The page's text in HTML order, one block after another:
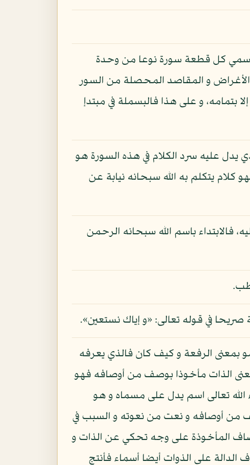
سمي كل قطعة سورة نوعا من وحدة
الأغراض و المقاصد المحصلة من السور
و على هذا فالبسملة في مبتدإ
عليه سرد الكلام في هذه السورة هو
كلام يتكلم به الله سبحانه نيابة عن
فالابتداء باسم الله سبحانه الرحمن
صريحا في قوله تعالى: «و إياك نستعين».
بمعنى الرفعة و كيف كان فالذي يعرفه
الذات مأخوذا بوصف من أوصافه فهو
الله تعالى اسم يدل على مسماه و هو
من أوصافه و نعت من نعوته و السبب في
المأخوذة على وجه تحكي عن الذات و
على الذوات أيضا أسماء فأنتج